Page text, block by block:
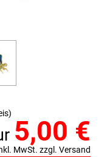
5,00 €
MwSt. zzgl. Versand